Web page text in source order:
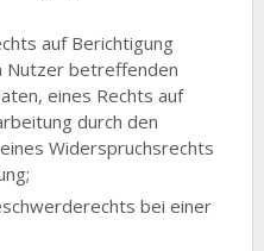
auf Berichtigung
Nutzer betreffenden
eines Rechts auf
durch den
Widerspruchsrechts
bei einer